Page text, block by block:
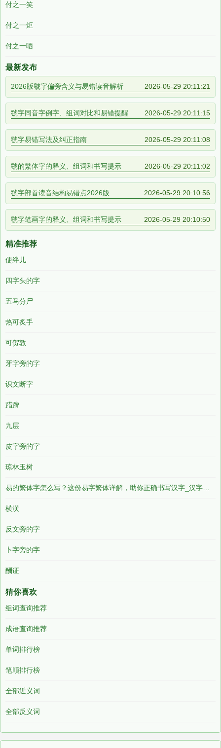
付之一笑
付之一炬
付之一哂
最新发布
2026版虢字偏旁含义与易错读音解析 2026-05-29 20:11:21
虢字同音字例字、组词对比和易错提醒 2026-05-29 20:11:15
虢字易错写法及纠正指南 2026-05-29 20:11:08
虢的繁体字的释义、组词和书写提示 2026-05-29 20:11:02
虢字部首读音结构易错点2026版 2026-05-29 20:10:56
虢字笔画字的释义、组词和书写提示 2026-05-29 20:10:50
精准推荐
使绊儿
四字头的字
五马分尸
热可炙手
可贺敦
牙字旁的字
识文断字
踖蹐
九层
皮字旁的字
琼林玉树
易的繁体字怎么写？这份易字繁体详解，助你正确书写汉字_汉字繁体学习
横潢
反文旁的字
卜字旁的字
酬证
猜你喜欢
组词查询推荐
成语查询推荐
单词排行榜
笔顺排行榜
全部近义词
全部反义词